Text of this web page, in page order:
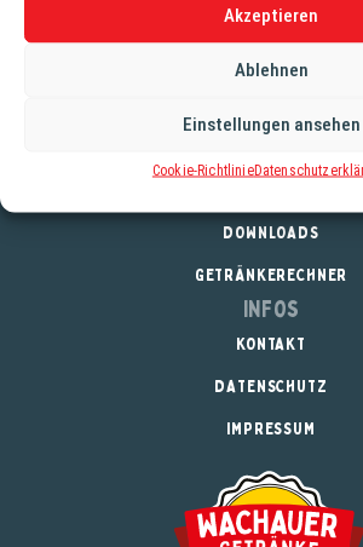
Akzeptieren
Ablehnen
Einstellungen ansehen
Cookie-Richtlinie
sanften Abgang, ideal zum Teilen mit
luxuriöse Belohnung für dich selbst.
DOWNLOADS
GETRÄNKERECHNER
Infos
KONTAKT
DATENSCHUTZ
IMPRESSUM